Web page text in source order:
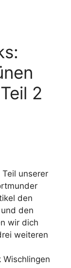
2
unserer
den
den
wir dich
weiteren
Wischlingen